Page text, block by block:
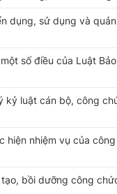
dụng, sử dụng và
số điều của Luật
kỷ luật cán bộ, công
hiện nhiệm vụ của
bồi dưỡng công